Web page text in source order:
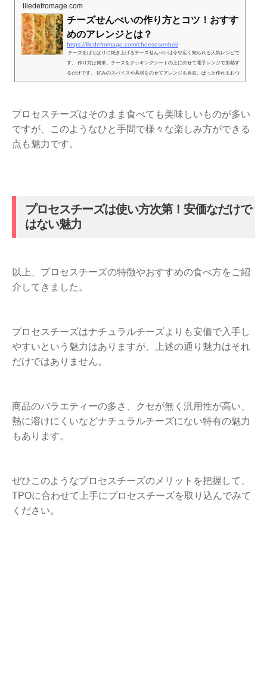
liledefromage.com
チーズせんべいの作り方とコツ！おすす
めのアレンジとは？
https://liledefromage.com/cheesesenbei/
チーズをぱりぱりに焼き上げるチーズせんべいは今や広く知られる人気レシピで
す。 作り方は簡単。チーズをクッキングシートの上にのせて電子レンジで加熱す
るだけです。 好みのスパイスや具材をのせてアレンジも自在。ぱっと作れるおつ
まみレシピと...
プロセスチーズはそのまま食べても美味しいものが多い
ですが、このようなひと手間で様々な楽しみ方ができる
点も魅力です。
プロセスチーズは使い方次第！安価なだけで
はない魅力
以上、プロセスチーズの特徴やおすすめの食べ方をご紹
介してきました。
プロセスチーズはナチュラルチーズよりも安価で入手し
やすいという魅力はありますが、上述の通り魅力はそれ
だけではありません。
商品のバラエティーの多さ、クセが無く汎用性が高い、
熱に溶けにくいなどナチュラルチーズにない特有の魅力
もあります。
ぜひこのようなプロセスチーズのメリットを把握して、
TPOに合わせて上手にプロセスチーズを取り込んでみて
ください。